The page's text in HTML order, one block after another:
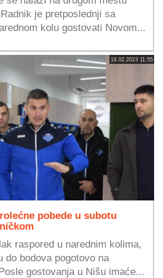
je pretposlednji sa
kolu gostovati Novom...
18.02.2023 11:55
pobede u subotu
raspored u narednim kolima,
do bodova pogotovo na
gostovanja u Nišu imaće...